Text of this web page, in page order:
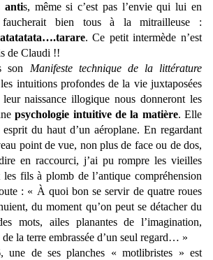
antis, même si c’est pas l’envie qui lui en
bien tous à la mitrailleuse :
. Ce petit intermède n’est
de Claudi !!
son Manifeste technique de la littérature
intuitions profondes de la vie juxtaposées
naissance illogique nous donneront les
psychologie intuitive de la matière. Elle
esprit du haut d’un aéroplane. En regardant
point de vue, non plus de face ou de dos,
en raccourci, j’ai pu rompre les vieilles
les fils à plomb de l’antique compréhension
: « À quoi bon se servir de quatre roues
du moment qu’on peut se détacher du
mots, ailes planantes de l’imagination,
la terre embrassée d’un seul regard… »
une de ses planches « motlibristes » est